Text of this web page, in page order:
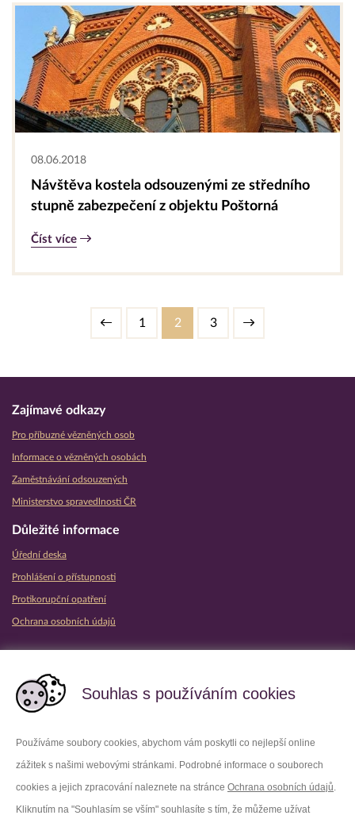
Souhlas s používáním cookies
Používáme soubory cookies, abychom vám poskytli co nejlepší online
zážitek s našimi webovými stránkami. Podrobné informace o souborech
cookies a jejich zpracování naleznete na stránce Ochrana osobních údajů.
Kliknutím na "Souhlasím se vším" souhlasíte s tím, že můžeme užívat
08.06.2018
Návštěva kostela odsouzenými ze středního
stupně zabezpečení z objektu Poštorná
Číst více
1 2 3
Zajímavé odkazy
Pro příbuzné vězněných osob
Informace o vězněných osobách
Zaměstnávání odsouzených
Ministerstvo spravedlnosti ČR
Důležité informace
Úřední deska
Prohlášení o přístupnosti
Protikorupční opatření
Ochrana osobních údajů
Facebook Youtube